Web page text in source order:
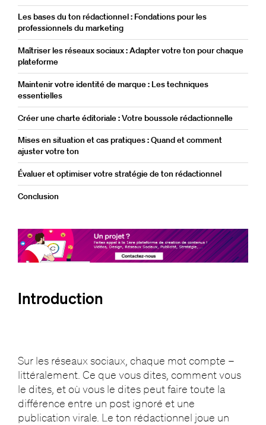
Les bases du ton rédactionnel : Fondations pour les
professionnels du marketing
Maîtriser les réseaux sociaux : Adapter votre ton pour chaque
plateforme
Maintenir votre identité de marque : Les techniques
essentielles
Créer une charte éditoriale : Votre boussole rédactionnelle
Mises en situation et cas pratiques : Quand et comment
ajuster votre ton
Évaluer et optimiser votre stratégie de ton rédactionnel
Conclusion
Introduction
Sur les réseaux sociaux, chaque mot compte –
littéralement. Ce que vous dites, comment vous
le dites, et où vous le dites peut faire toute la
différence entre un post ignoré et une
publication virale. Le ton rédactionnel joue un